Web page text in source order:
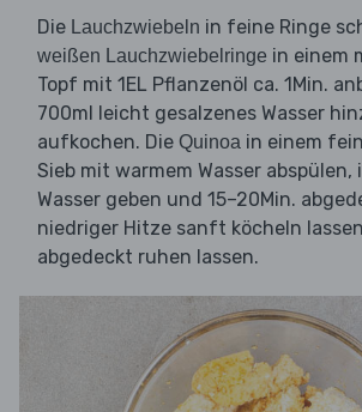
Die Lauchzwiebeln in feine Ringe
weißen Lauchzwiebelringe in einem
Topf mit 1EL Pflanzenöl ca. 1Min.
700ml leicht gesalzenes Wasser
aufkochen. Die Quinoa in einem
Sieb mit warmem Wasser abspülen,
Wasser geben und 15–20Min.
niedriger Hitze sanft köcheln
abgedeckt ruhen lassen.